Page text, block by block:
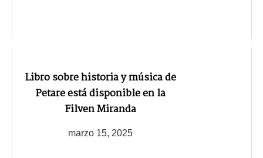
Libro sobre historia y música de
Petare está disponible en la
Filven Miranda
marzo 15, 2025